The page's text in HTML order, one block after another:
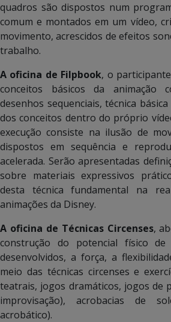
quadros são dispostos num
comum e montados em um vídeo,
movimento, acrescidos de efeitos
trabalho.
A oficina de Filpbook, o
conceitos básicos da animação
desenhos sequenciais, técnica
dos conceitos dentro do próprio
execução consiste na ilusão de
dispostos em sequência e
acelerada. Serão apresentadas
sobre materiais expressivos
desta técnica fundamental na
animações da Disney.
A oficina de Técnicas Circenses,
construção do potencial físico de
desenvolvidos, a força, a
meio das técnicas circenses e
teatrais, jogos dramáticos, jogos de
improvisação), acrobacias de
acrobático).